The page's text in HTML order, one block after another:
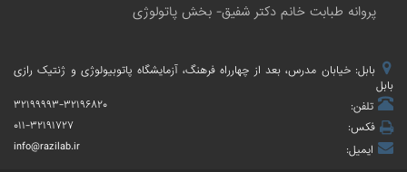
پروانه طبابت خانم دکتر شفیق- بخش پاتولوژی
بابل: خیابان مدرس، بعد از چهارراه فرهنگ، آزمایشگاه پاتوبیولوژی و ژنتیک رازی
بابل
تلفن:
۳۲۱۹۹۹۹۳-۳۲۱۹۶۸۲۰
فکس:
۰۱۱-۳۲۱۹۱۷۲۷
ایمیل:
info@razilab.ir